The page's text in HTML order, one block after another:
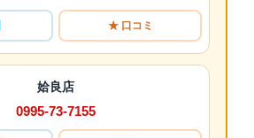
★ 口コミ
姶良店
0995-73-7155